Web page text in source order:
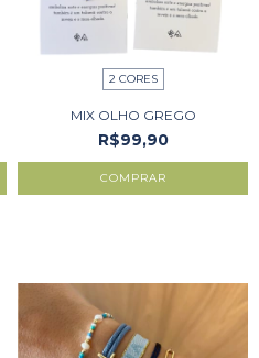
2 CORES
MIX OLHO GREGO
R$99,90
COMPRAR